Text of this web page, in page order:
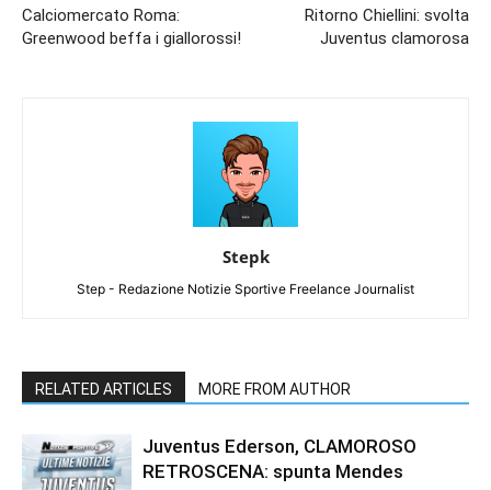
Calciomercato Roma:
Greenwood beffa i giallorossi!
Ritorno Chiellini: svolta
Juventus clamorosa
Stepk
Step - Redazione Notizie Sportive Freelance Journalist
RELATED ARTICLES MORE FROM AUTHOR
Juventus Ederson, CLAMOROSO
RETROSCENA: spunta Mendes